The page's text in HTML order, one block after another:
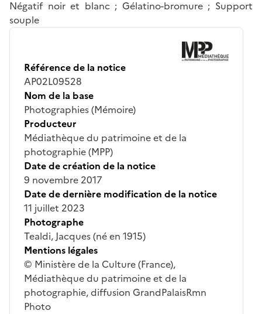
Négatif noir et blanc ; Gélatino-bromure ; Support
souple
Référence de la notice
AP02L09528
Nom de la base
Photographies (Mémoire)
Producteur
Médiathèque du patrimoine et de la
photographie (MPP)
Date de création de la notice
9 novembre 2017
Date de dernière modification de la notice
11 juillet 2023
Photographe
Tealdi, Jacques (né en 1915)
Mentions légales
© Ministère de la Culture (France),
Médiathèque du patrimoine et de la
photographie, diffusion GrandPalaisRmn
Photo